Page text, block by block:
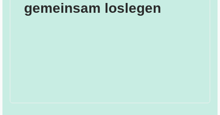
gemeinsam loslegen